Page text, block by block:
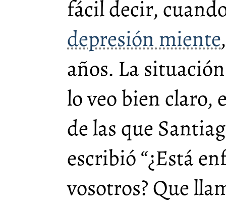
fácil decir,
depresión miente
años. La
lo veo bien claro,
de las que
escribió “¿Está
vosotros? Que